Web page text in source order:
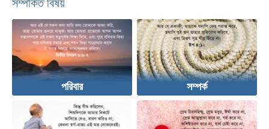
সম্পর্কিত বিষয়
পরিবার সম্পর্ক